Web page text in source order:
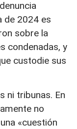
de 2024 es
sobre la
condenadas, y
custodie sus
ni tribunas. En
no
«cuestión